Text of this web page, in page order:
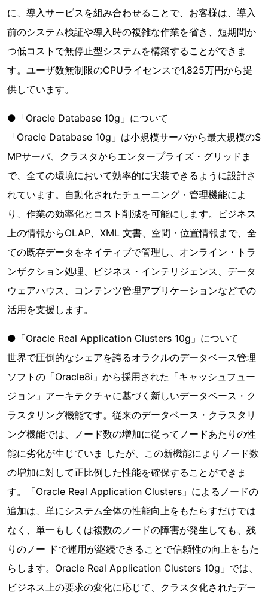
に、導入サービスを組み合わせることで、お客様は、導入
前のシステム検証や導入時の複雑な作業を省き、短期間か
つ低コストで無停止型システムを構築することができま
す。ユーザ数無制限のCPUライセンスで1,825万円から提
供しています。
●「Oracle Database 10g」について
「Oracle Database 10g」は小規模サーバから最大規模のS
MPサーバ、クラスタからエンタープライズ・グリッドま
で、全ての環境において効率的に実装できるように設計さ
れています。自動化されたチューニング・管理機能によ
り、作業の効率化とコスト削減を可能にします。ビジネス
上の情報からOLAP、XML 文書、空間・位置情報まで、全
ての既存データをネイティブで管理し、オンライン・トラ
ンザクション処理、ビジネス・インテリジェンス、データ
ウェアハウス、コンテンツ管理アプリケーションなどでの
活用を支援します。
●「Oracle Real Application Clusters 10g」について
世界で圧倒的なシェアを誇るオラクルのデータベース管理
ソフトの「Oracle8i」から採用された「キャッシュフュー
ジョン」アーキテクチャに基づく新しいデータベース・ク
ラスタリング機能です。従来のデータベース・クラスタリ
ング機能では、ノード数の増加に従ってノードあたりの性
能に劣化が生じていま したが、この新機能によりノード数
の増加に対して正比例した性能を確保することができま
す。「Oracle Real Application Clusters」によるノードの
追加は、単にシステム全体の性能向上をもたらすだけでは
なく、単一もしくは複数のノードの障害が発生しても、残
りのノー ドで運用が継続できることで信頼性の向上をもた
らします。Oracle Real Application Clusters 10g」では、
ビジネス上の要求の変化に応じて、クラスタ化されたデー